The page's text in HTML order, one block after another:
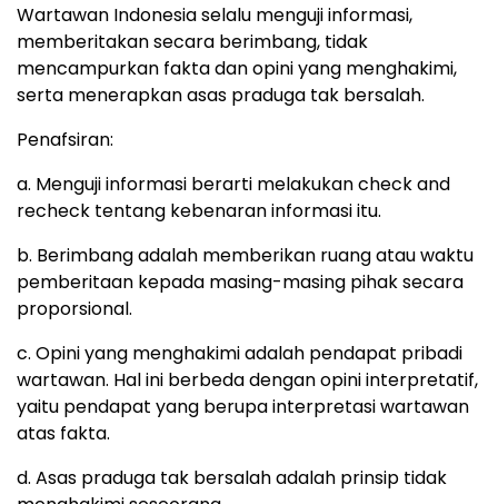
Wartawan Indonesia selalu menguji informasi,
memberitakan secara berimbang, tidak
mencampurkan fakta dan opini yang menghakimi,
serta menerapkan asas praduga tak bersalah.
Penafsiran:
a. Menguji informasi berarti melakukan check and
recheck tentang kebenaran informasi itu.
b. Berimbang adalah memberikan ruang atau waktu
pemberitaan kepada masing-masing pihak secara
proporsional.
c. Opini yang menghakimi adalah pendapat pribadi
wartawan. Hal ini berbeda dengan opini interpretatif,
yaitu pendapat yang berupa interpretasi wartawan
atas fakta.
d. Asas praduga tak bersalah adalah prinsip tidak